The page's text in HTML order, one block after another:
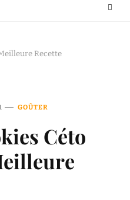
Recette
GOÛTER
Céto